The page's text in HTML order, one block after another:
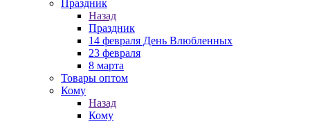
Праздник
Назад
Праздник
14 февраля День Влюбленных
23 февраля
8 марта
Товары оптом
Кому
Назад
Кому